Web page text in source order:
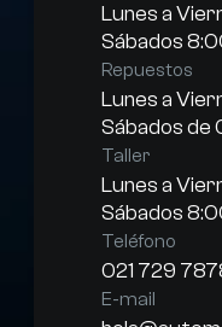
Lunes a
Sábados
Repuestos
Lunes a
Sábados de
Taller
Lunes a
Sábados
Teléfono
021 729
E-mail